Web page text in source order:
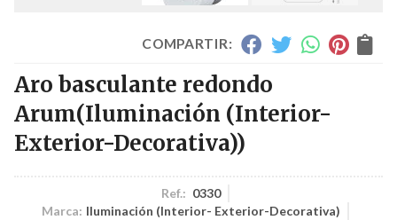
COMPARTIR:
Aro basculante redondo
Arum(Iluminación (Interior-
Exterior-Decorativa))
Ref.: 0330
Marca: Iluminación (Interior- Exterior-Decorativa)